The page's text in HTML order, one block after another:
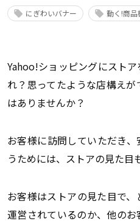
にぎわいバナー 動く!商品
Yahoo!ショッピングにスト
れ？思ってたような店構え
はありませんか？
お客様に訪問していただき
うためには、ストアの見た目
お客様はストアの見た目で
運営されているのか、他の